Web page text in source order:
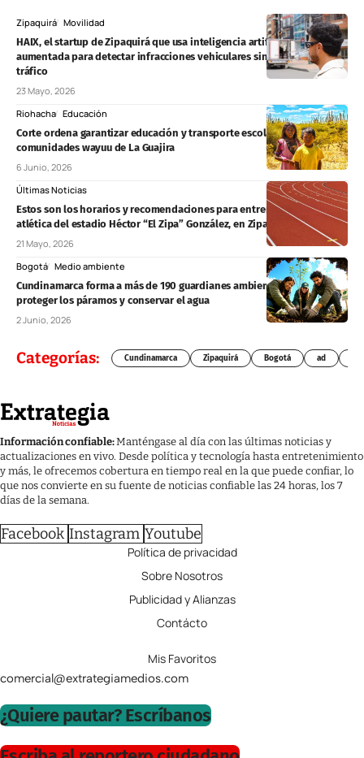
Zipaquirá Movilidad
HAIX, el startup de Zipaquirá que usa inteligencia artificial y realidad
aumentada para detectar infracciones vehiculares sin detener el
tráfico
23 Mayo, 2026
Riohacha Educación
Corte ordena garantizar educación y transporte escolar a
comunidades wayuu de La Guajira
6 Junio, 2026
Últimas Noticias
Estos son los horarios y recomendaciones para entrenar en la pista
atlética del estadio Héctor “El Zipa” González, en Zipaquirá
21 Mayo, 2026
Bogotá Medio ambiente
Cundinamarca forma a más de 190 guardianes ambientales para
proteger los páramos y conservar el agua
2 Junio, 2026
Categorías: Cundinamarca Zipaquirá Bogotá ad
Información confiable:Manténgase al día con las últimas noticias y
actualizaciones en vivo. Desde política y tecnología hasta entretenimiento
y más, le ofrecemos cobertura en tiempo real en la que puede confiar, lo
que nos convierte en su fuente de noticias confiable las 24 horas, los 7
días de la semana.
Facebook Instagram Youtube
Política de privacidad
Sobre Nosotros
Publicidad y Alianzas
Contácto
Mis Favoritos
comercial@extrategiamedios.com
¿Quiere pautar? Escríbanos